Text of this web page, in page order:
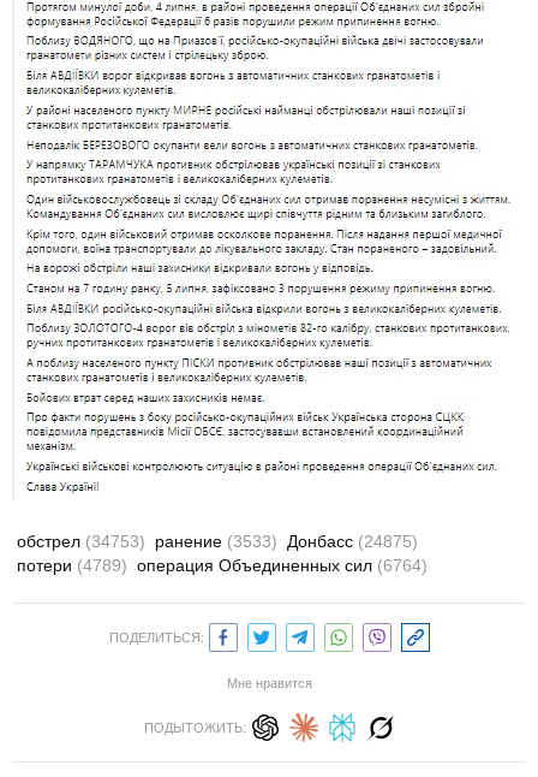
обстрел (34753) ранение (3533) Донбасс (24875)
потери (4789) операция Объединенных сил (6764)
ПОДЕЛИТЬСЯ:
Мне нравится
ПОДЫТОЖИТЬ: